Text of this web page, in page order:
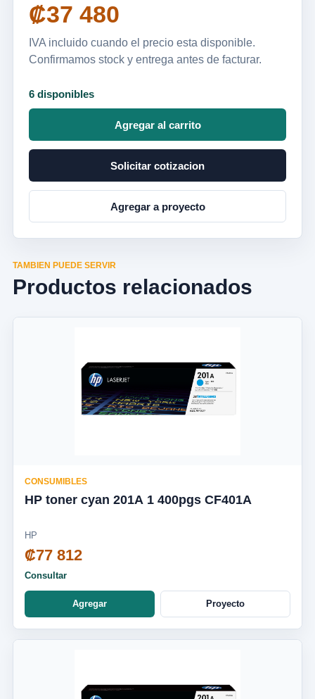
₡37 480
IVA incluido cuando el precio esta disponible.
Confirmamos stock y entrega antes de facturar.
6 disponibles
Agregar al carrito
Solicitar cotizacion
Agregar a proyecto
TAMBIEN PUEDE SERVIR
Productos relacionados
CONSUMIBLES
HP toner cyan 201A 1 400pgs CF401A
HP
₡77 812
Consultar
Agregar Proyecto